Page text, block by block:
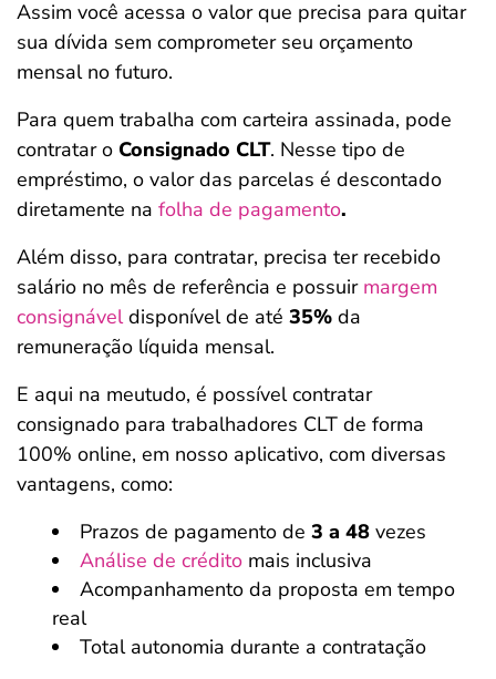
Assim você acessa o valor que precisa para quitar
sua dívida sem comprometer seu orçamento
mensal no futuro.
Para quem trabalha com carteira assinada, pode
contratar o Consignado CLT. Nesse tipo de
empréstimo, o valor das parcelas é descontado
diretamente na folha de pagamento.
Além disso, para contratar, precisa ter recebido
salário no mês de referência e possuir margem
consignáveldisponível de até 35% da
remuneração líquida mensal.
E aqui na meutudo, é possível contratar
consignado para trabalhadores CLT de forma
100% online, em nosso aplicativo, com diversas
vantagens, como:
Prazos de pagamento de 3 a 48 vezes
Análise de crédito mais inclusiva
Acompanhamento da proposta em tempo
real
Total autonomia durante a contratação